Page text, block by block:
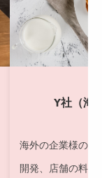
Y社（海
海外の企業様の通
開発、店舗の料